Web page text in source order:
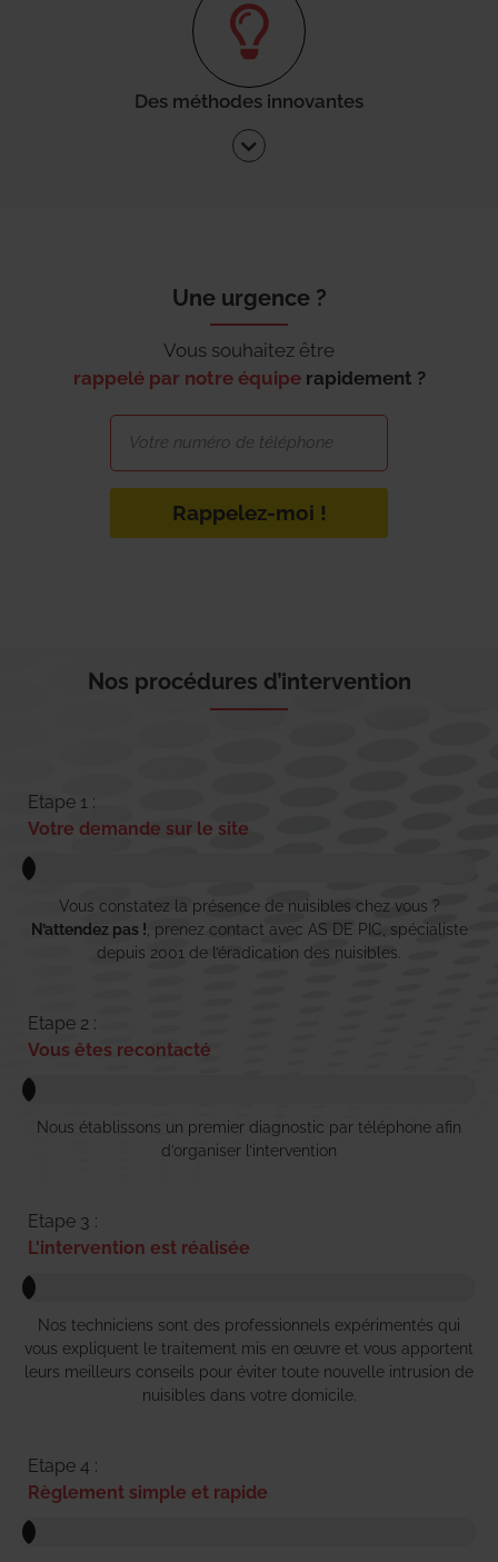
Des méthodes innovantes
Une urgence ?
Vous souhaitez être
rappelé par notre équipe rapidement ?
Rappelez-moi !
Nos procédures d’intervention
Etape 1 :
Votre demande sur le site
Vous constatez la présence de nuisibles chez vous ?
N’attendez pas ! , prenez contact avec AS DE PIC, spécialiste
depuis 2001 de l’éradication des nuisibles.
Etape 2 :
Vous êtes recontacté
Nous établissons un premier diagnostic par téléphone afin
d’organiser l’intervention
Etape 3 :
L'intervention est réalisée
Nos techniciens sont des professionnels expérimentés qui
vous expliquent le traitement mis en œuvre et vous apportent
leurs meilleurs conseils pour éviter toute nouvelle intrusion de
nuisibles dans votre domicile.
Etape 4 :
Règlement simple et rapide